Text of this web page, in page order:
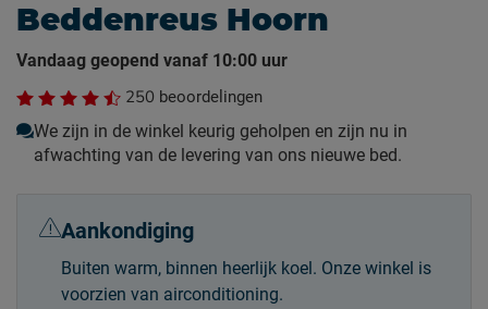
Beddenreus Hoorn
Vandaag geopend vanaf 10:00 uur
250 beoordelingen
We zijn in de winkel keurig geholpen en zijn nu in
afwachting van de levering van ons nieuwe bed.
Aankondiging
Buiten warm, binnen heerlijk koel. Onze winkel is
voorzien van airconditioning.